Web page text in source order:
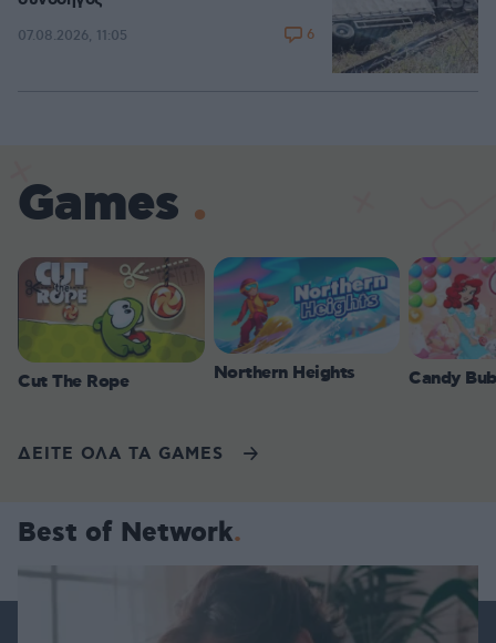
07.08.2026, 11:05 6
Games
Cut The Rope Northern Heights Candy
ΔΕΙΤΕ ΟΛΑ ΤΑ GAMES
Best of Network